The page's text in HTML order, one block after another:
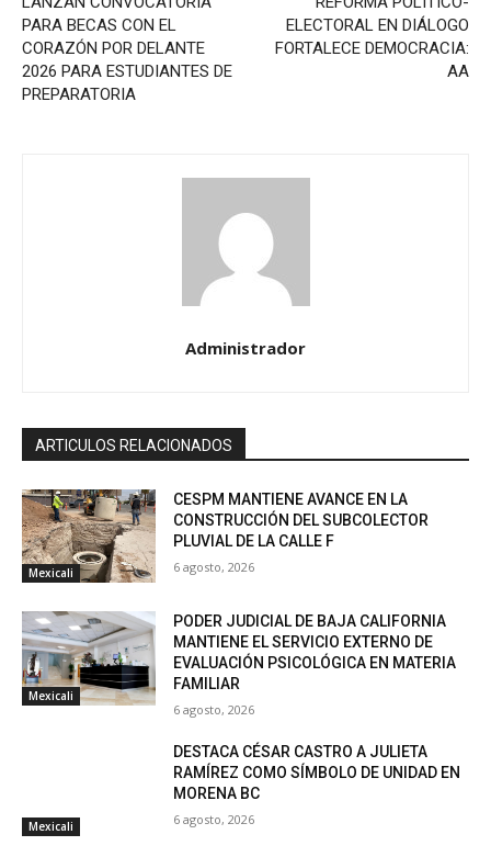
PARA BECAS CON EL
CORAZÓN POR DELANTE
2026 PARA ESTUDIANTES DE
PREPARATORIA
ELECTORAL EN DIÁLOGO
FORTALECE DEMOCRACIA:
AA
Administrador
ARTICULOS RELACIONADOS
Mexicali
CESPM MANTIENE AVANCE EN LA
CONSTRUCCIÓN DEL SUBCOLECTOR
PLUVIAL DE LA CALLE F
6 agosto, 2026
Mexicali
PODER JUDICIAL DE BAJA CALIFORNIA
MANTIENE EL SERVICIO EXTERNO DE
EVALUACIÓN PSICOLÓGICA EN MATERIA
FAMILIAR
6 agosto, 2026
Mexicali
DESTACA CÉSAR CASTRO A JULIETA
RAMÍREZ COMO SÍMBOLO DE UNIDAD EN
MORENA BC
6 agosto, 2026